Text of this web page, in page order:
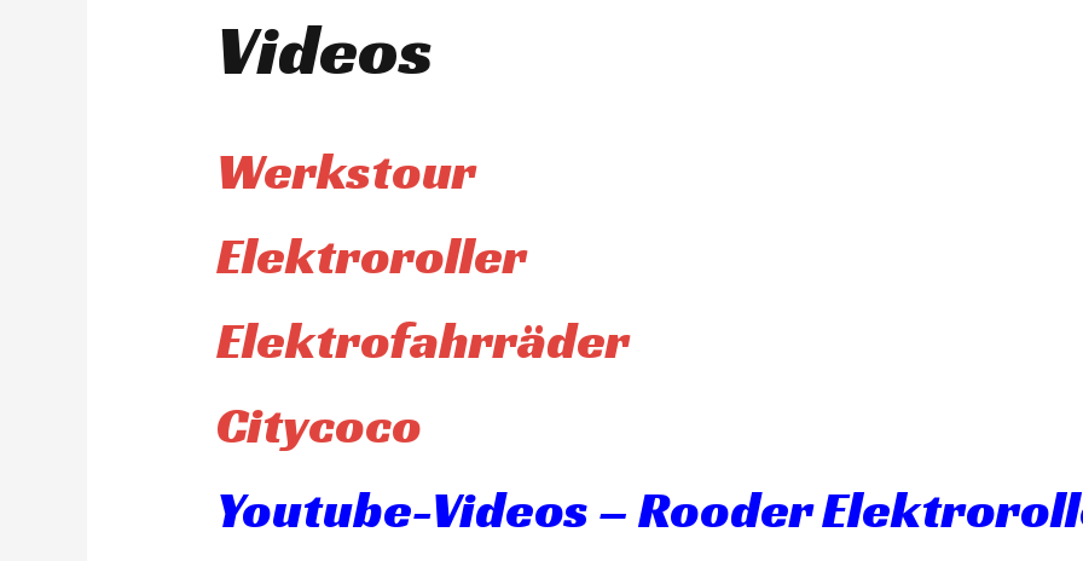
Videos
Werkstour
Elektroroller
Elektrofahrräder
Citycoco
Youtube-Videos – Rooder